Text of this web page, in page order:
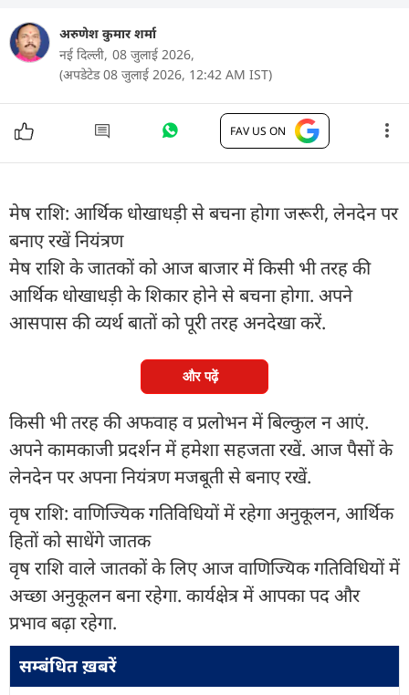
अरुणेश कुमार शर्मा
नई दिल्ली, 08 जुलाई 2026,
(अपडेटेड 08 जुलाई 2026, 12:42 AM IST)
FAV US ON
मेष राशि: आर्थिक धोखाधड़ी से बचना होगा जरूरी, लेनदेन पर
बनाए रखें नियंत्रण
मेष राशि के जातकों को आज बाजार में किसी भी तरह की
आर्थिक धोखाधड़ी के शिकार होने से बचना होगा. अपने
आसपास की व्यर्थ बातों को पूरी तरह अनदेखा करें.
और पढ़ें
किसी भी तरह की अफवाह व प्रलोभन में बिल्कुल न आएं.
अपने कामकाजी प्रदर्शन में हमेशा सहजता रखें. आज पैसों के
लेनदेन पर अपना नियंत्रण मजबूती से बनाए रखें.
वृष राशि: वाणिज्यिक गतिविधियों में रहेगा अनुकूलन, आर्थिक
हितों को साधेंगे जातक
वृष राशि वाले जातकों के लिए आज वाणिज्यिक गतिविधियों में
अच्छा अनुकूलन बना रहेगा. कार्यक्षेत्र में आपका पद और
प्रभाव बढ़ा रहेगा.
सम्बंधित ख़बरें